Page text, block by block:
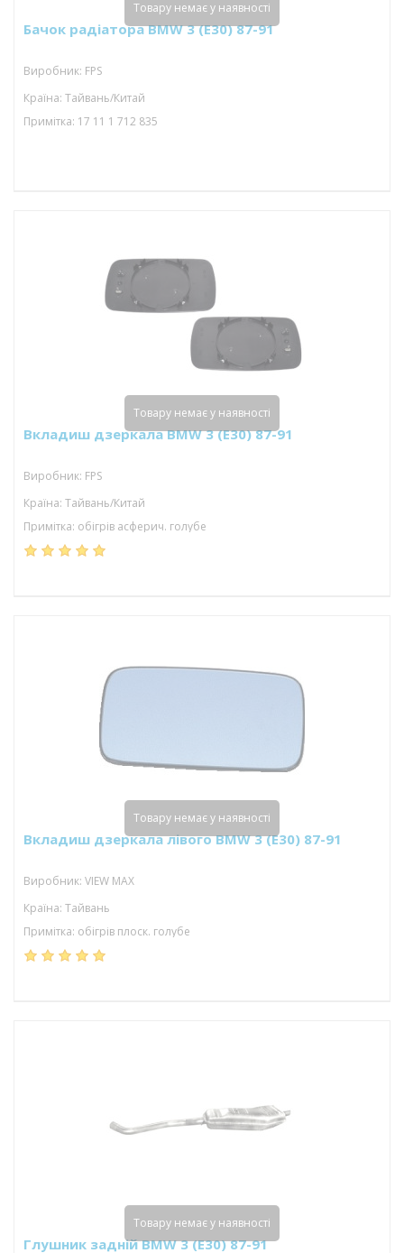
Бачок радіатора BMW 3 (E30) 87-91
Виробник: FPS
Країна: Тайвань/Китай
Примітка: 17 11 1 712 835
Товару немає у наявності
Вкладиш дзеркала BMW 3 (E30) 87-91
Виробник: FPS
Країна: Тайвань/Китай
Примітка: обігрів асферич. голубе
Товару немає у наявності
Вкладиш дзеркала лівого BMW 3 (E30) 87-91
Виробник: VIEW MAX
Країна: Тайвань
Примітка: обігрів плоск. голубе
Товару немає у наявності
Глушник задній BMW 3 (E30) 87-91
Товару немає у наявності